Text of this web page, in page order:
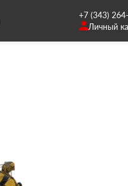
+7 (343)
Личный